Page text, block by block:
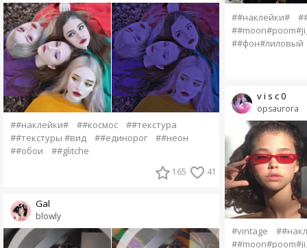
##наклейки# ##космос
##текстура
##текстуры #вид
##единорог
##неон
##обои
##glitche
165 41
blowly
Gal
##наклейки#
##фон#лиловый
opsaurora
v i s c 0
#vintage